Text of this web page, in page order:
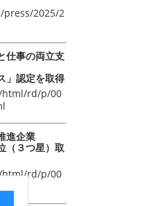
2025/2
仕事の両立支
」認定を取得
rd/p/00
進企業
（３つ星）取
rd/p/00